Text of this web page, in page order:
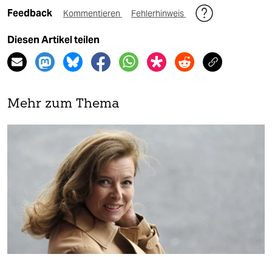
Feedback Kommentieren Fehlerhinweis
Diesen Artikel teilen
Mehr zum Thema